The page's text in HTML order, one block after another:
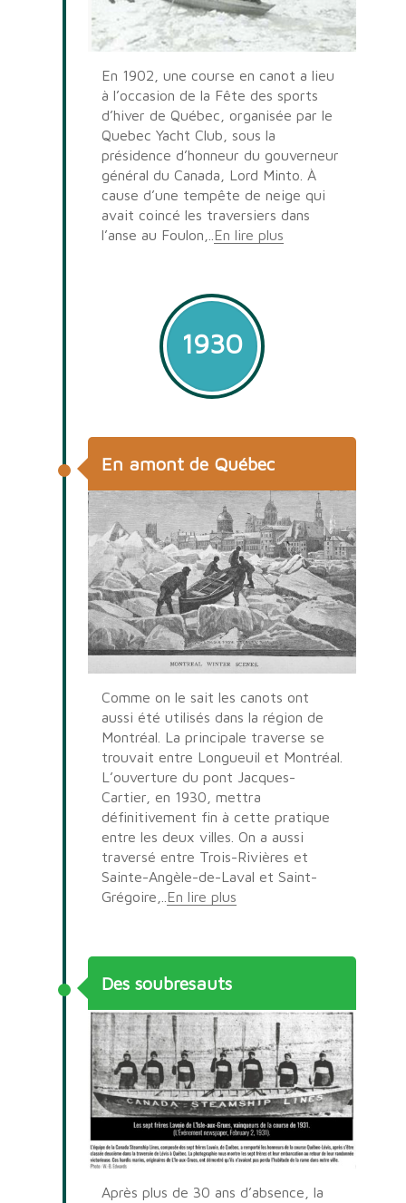
En 1902, une course en canot a lieu
à l’occasion de la Fête des sports
d’hiver de Québec, organisée par le
Quebec Yacht Club, sous la
présidence d’honneur du gouverneur
général du Canada, Lord Minto. À
cause d’une tempête de neige qui
avait coincé les traversiers dans
l’anse au Foulon,.. En lire plus
1930
En amont de Québec
Comme on le sait les canots ont
aussi été utilisés dans la région de
Montréal. La principale traverse se
trouvait entre Longueuil et Montréal.
L’ouverture du pont Jacques-
Cartier, en 1930, mettra
définitivement fin à cette pratique
entre les deux villes. On a aussi
traversé entre Trois-Rivières et
Sainte-Angèle-de-Laval et Saint-
Grégoire,.. En lire plus
Des soubresauts
Après plus de 30 ans d’absence, la